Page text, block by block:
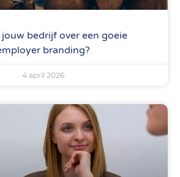
bedrijf over een goeie
branding?
4 april 2026